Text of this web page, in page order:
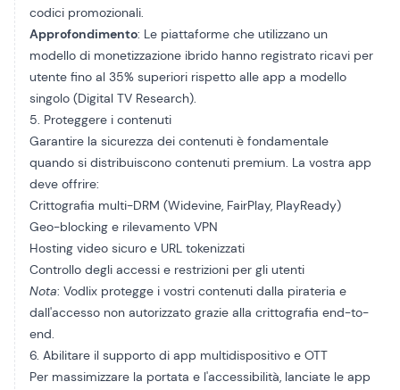
codici promozionali.
Approfondimento: Le piattaforme che utilizzano un
modello di monetizzazione ibrido hanno registrato ricavi per
utente fino al 35% superiori rispetto alle app a modello
singolo (Digital TV Research).
5. Proteggere i contenuti
Garantire la sicurezza dei contenuti è fondamentale
quando si distribuiscono contenuti premium. La vostra app
deve offrire:
Crittografia multi-DRM (Widevine, FairPlay, PlayReady)
Geo-blocking e rilevamento VPN
Hosting video sicuro e URL tokenizzati
Controllo degli accessi e restrizioni per gli utenti
Nota: Vodlix protegge i vostri contenuti dalla pirateria e
dall'accesso non autorizzato grazie alla crittografia end-to-
end.
6. Abilitare il supporto di app multidispositivo e OTT
Per massimizzare la portata e l'accessibilità, lanciate le app